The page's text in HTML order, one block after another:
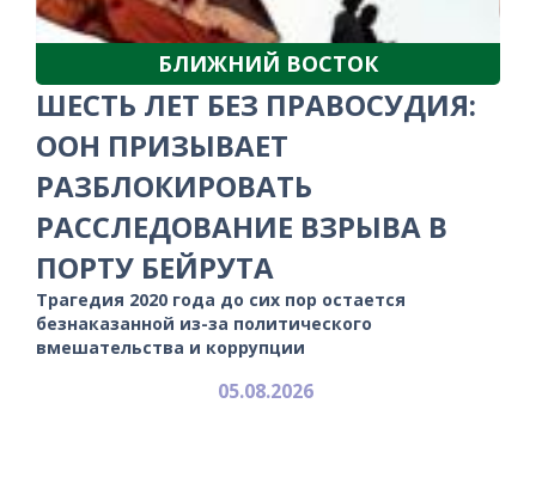
БЛИЖНИЙ ВОСТОК
ШЕСТЬ ЛЕТ БЕЗ ПРАВОСУДИЯ:
ООН ПРИЗЫВАЕТ
РАЗБЛОКИРОВАТЬ
РАССЛЕДОВАНИЕ ВЗРЫВА В
ПОРТУ БЕЙРУТА
Трагедия 2020 года до сих пор остается
безнаказанной из-за политического
вмешательства и коррупции
05.08.2026